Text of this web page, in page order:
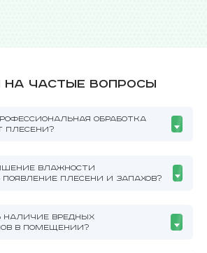
на частые вопросы
ОБРАБОТКА
ПЛЕСЕНИ?
ВЛАЖНОСТИ
ПОЯВЛЕНИЕ ПЛЕСЕНИ И ЗАПАХОВ?
НАЛИЧИЕ ВРЕДНЫХ
В ПОМЕЩЕНИИ?